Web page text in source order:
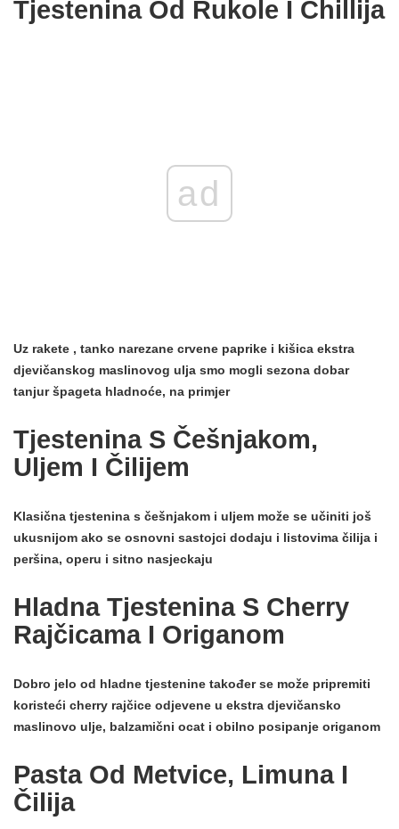
Tjestenina Od Rukole I Chillija
ad
Uz rakete , tanko narezane crvene paprike i kišica ekstra
djevičanskog maslinovog ulja smo mogli sezona dobar
tanjur špageta hladnoće, na primjer
Tjestenina S Češnjakom,
Uljem I Čilijem
Klasična tjestenina s češnjakom i uljem može se učiniti još
ukusnijom ako se osnovni sastojci dodaju i listovima čilija i
peršina, operu i sitno nasjeckaju
Hladna Tjestenina S Cherry
Rajčicama I Origanom
Dobro jelo od hladne tjestenine također se može pripremiti
koristeći cherry rajčice odjevene u ekstra djevičansko
maslinovo ulje, balzamični ocat i obilno posipanje origanom
Pasta Od Metvice, Limuna I
Čilija